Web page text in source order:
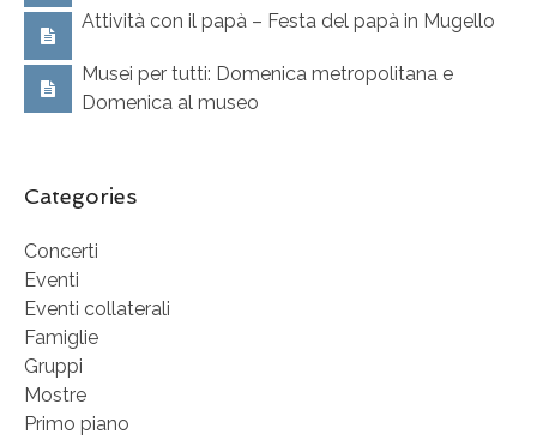
Attività con il papà – Festa del papà in Mugello
Musei per tutti: Domenica metropolitana e
Domenica al museo
Categories
Concerti
Eventi
Eventi collaterali
Famiglie
Gruppi
Mostre
Primo piano